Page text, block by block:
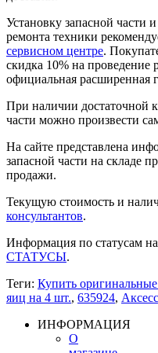
Установку запасной части
ремонта техники
сервисном центре.
скидка 10% на проведение
официальная расширенная
При наличии достаточной
части можно произвести
На сайте представлена
запасной части на складе
продажи.
Текущую стоимость и
консультантов.
Информация по статусам
СТАТУСЫ.
Теги: Купить оригинальные
яиц на 4 шт., 635924,
ИНФОРМАЦИЯ
О